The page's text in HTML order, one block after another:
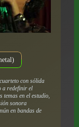
con sólida
a redefinir el
temas en el estudio,
sonora
en bandas de